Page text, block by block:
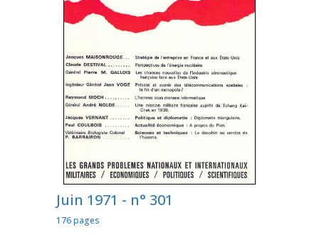
Juin 1971 - n° 301
176 pages